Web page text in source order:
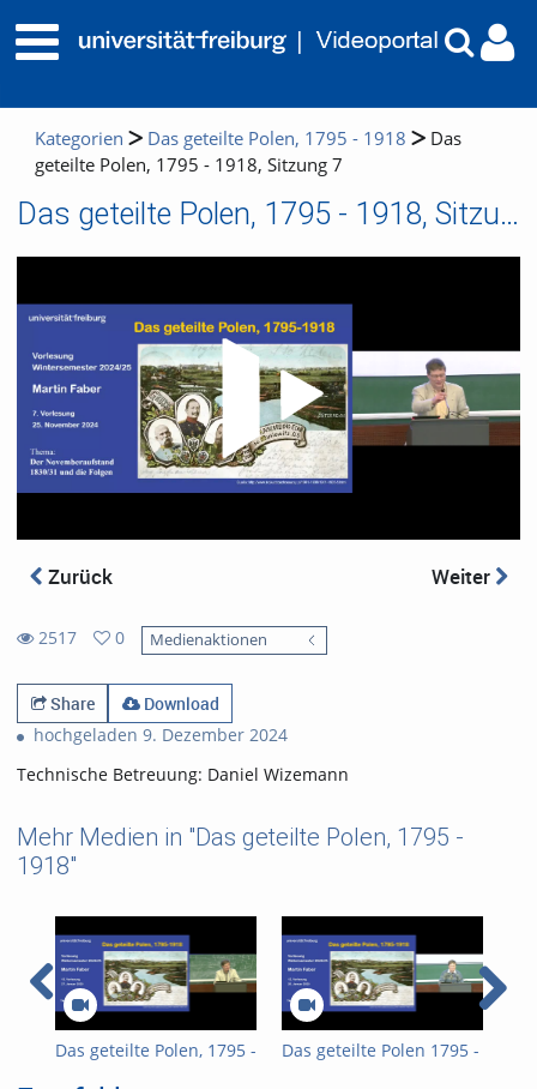
Kategorien Das geteilte Polen, 1795 - 1918
Das
geteilte Polen, 1795 - 1918, Sitzung 7
Das geteilte Polen, 1795 - 1918, Sitzung 7
Zurück Weiter
2517
views
0
favorites
Medienaktionen
Share
Download
hochgeladen 9. Dezember 2024
Technische Betreuung: Daniel Wizemann
Mehr Medien in "Das geteilte Polen, 1795 -
1918"
Das geteilte Polen, 1795 -
Das geteilte Polen 1795 -